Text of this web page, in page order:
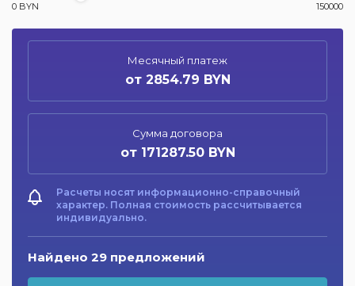
0 BYN 150000
Месячный платеж
от 2854.79 BYN
Сумма договора
от 171287.50 BYN
Расчеты носят информационно-справочный
характер. Полная стоимость рассчитывается
индивидуально.
Найдено 29 предложений